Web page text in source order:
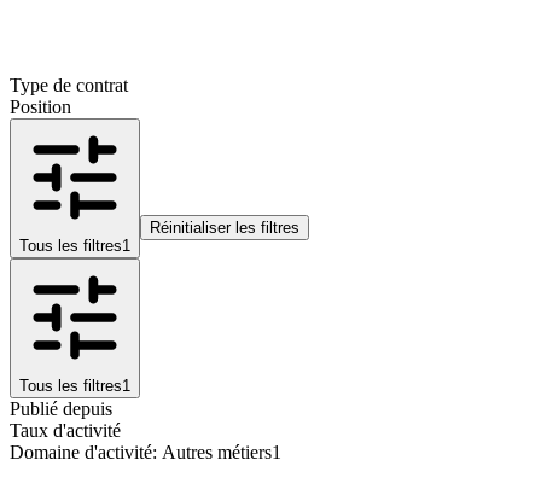
Type de contrat
Position
Tous les filtres1
Réinitialiser les filtres
Tous les filtres1
Publié depuis
Taux d'activité
Domaine d'activité: Autres métiers1